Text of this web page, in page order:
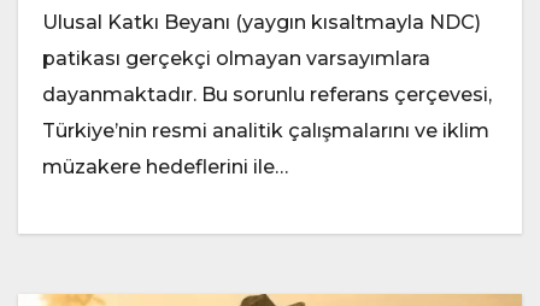
Ulusal Katkı Beyanı (yaygın kısaltmayla NDC)
patikası gerçekçi olmayan varsayımlara
dayanmaktadır. Bu sorunlu referans çerçevesi,
Türkiye’nin resmi analitik çalışmalarını ve iklim
müzakere hedeflerini ile…